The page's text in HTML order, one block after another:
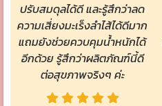
ปรับสมดุลได้ดี และรู้สึกว่าลด
ความเสี่ยงมะเร็งลำไส้ได้ดีมาก
แถมยังช่วยควบคุมน้ำหนักได้
อีกด้วย รู้สึกว่าผลิตภัณฑ์นี้ดี
ต่อสุขภาพจริงๆ ค่ะ